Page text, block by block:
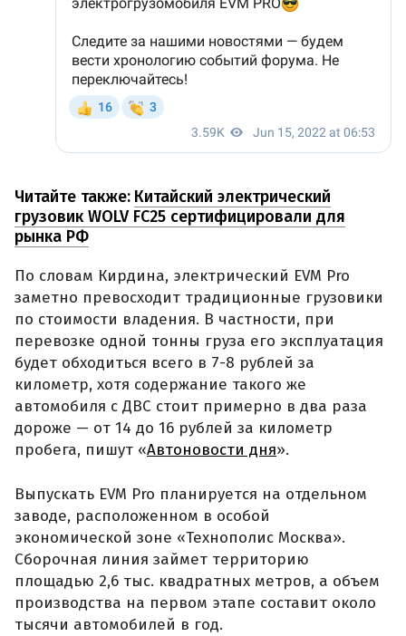
Читайте также: Китайский электрический
грузовик WOLV FC25 сертифицировали для
рынка РФ
По словам Кирдина, электрический EVM Pro
заметно превосходит традиционные грузовики
по стоимости владения. В частности, при
перевозке одной тонны груза его эксплуатация
будет обходиться всего в 7-8 рублей за
километр, хотя содержание такого же
автомобиля с ДВС стоит примерно в два раза
дороже — от 14 до 16 рублей за километр
пробега, пишут «Автоновости дня».
Выпускать EVM Pro планируется на отдельном
заводе, расположенном в особой
экономической зоне «Технополис Москва».
Сборочная линия займет территорию
площадью 2,6 тыс. квадратных метров, а объем
производства на первом этапе составит около
тысячи автомобилей в год.